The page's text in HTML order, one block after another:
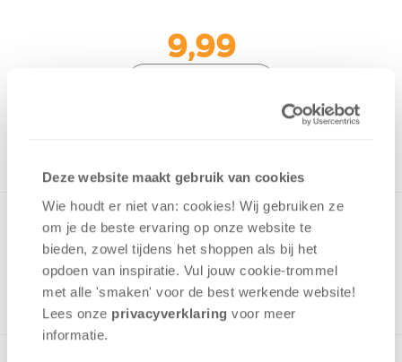
Deze website maakt gebruik van cookies
Wie houdt er niet van: cookies! Wij gebruiken ze
om je de beste ervaring op onze website te
bieden, zowel tijdens het shoppen als bij het
opdoen van inspiratie. Vul jouw cookie-trommel
met alle 'smaken' voor de best werkende website​!
Lees onze privacyverklaring voor meer
informatie.
9,99
ONTVANG 90 OVERWINNINGSPUNTEN
v.a. 3 jaar